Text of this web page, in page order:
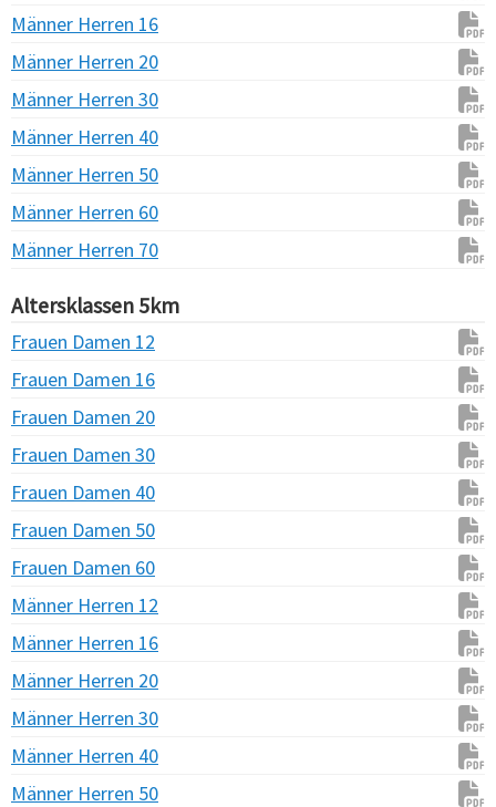
Männer Herren 16
Männer Herren 20
Männer Herren 30
Männer Herren 40
Männer Herren 50
Männer Herren 60
Männer Herren 70
Altersklassen 5km
Frauen Damen 12
Frauen Damen 16
Frauen Damen 20
Frauen Damen 30
Frauen Damen 40
Frauen Damen 50
Frauen Damen 60
Männer Herren 12
Männer Herren 16
Männer Herren 20
Männer Herren 30
Männer Herren 40
Männer Herren 50